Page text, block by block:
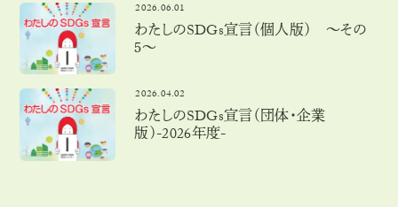
2026.06.01
わたしのSDGs宣言（個人版） 〜その
５〜
2026.04.02
わたしのSDGs宣言（団体・企業
版）-2026年度-